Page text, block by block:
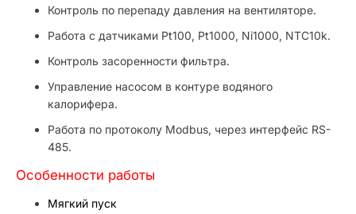
Контроль по перепаду давления на вентиляторе.
Работа с датчиками Pt100, Pt1000, Ni1000, NTC10k.
Контроль засоренности фильтра.
Управление насосом в контуре водяного
калорифера.
Работа по протоколу Modbus, через интерфейс RS-
485.
Особенности работы
Мягкий пуск